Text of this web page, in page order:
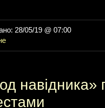
28/05/19 @ 07:00
навідника»